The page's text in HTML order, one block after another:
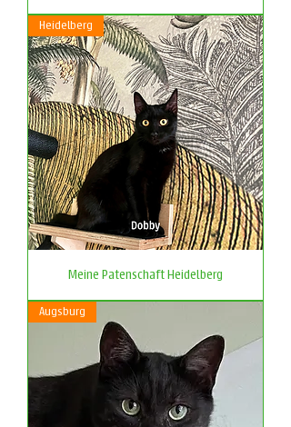
Heidelberg
Meine Patenschaft Heidelberg
Augsburg